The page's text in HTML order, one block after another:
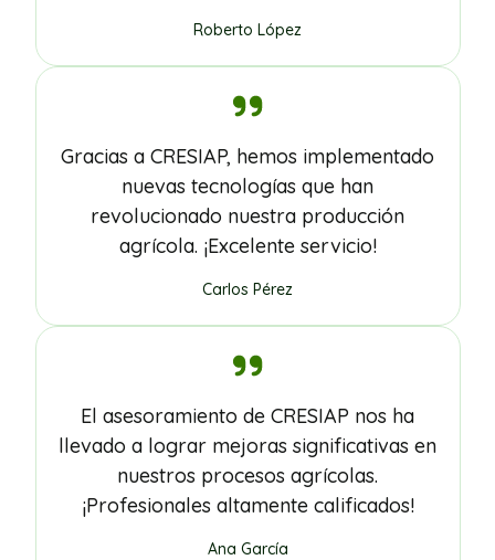
Roberto López
Gracias a CRESIAP, hemos implementado
nuevas tecnologías que han
revolucionado nuestra producción
agrícola. ¡Excelente servicio!
Carlos Pérez
El asesoramiento de CRESIAP nos ha
llevado a lograr mejoras significativas en
nuestros procesos agrícolas.
¡Profesionales altamente calificados!
Ana García